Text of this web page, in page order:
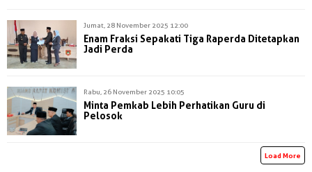
Jumat, 28 November 2025 12:00
Enam Fraksi Sepakati Tiga Raperda Ditetapkan
Jadi Perda
Rabu, 26 November 2025 10:05
Minta Pemkab Lebih Perhatikan Guru di
Pelosok
Load More